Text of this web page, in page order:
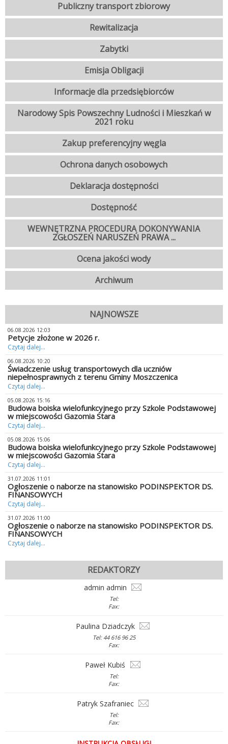
Publiczny transport zbiorowy
Rewitalizacja
Zabytki
Emisja Obligacji
Informacje dla przedsiębiorców
Narodowy Spis Powszechny Ludności i Mieszkań w
2021 roku
Zakup preferencyjny węgla
Ochrona danych osobowych
Deklaracja dostępności
Dostępność
WEWNĘTRZNA PROCEDURA DOKONYWANIA
ZGŁOSZEŃ NARUSZEŃ PRAWA ...
Ocena jakości wody
Archiwum
NAJNOWSZE
06.08.2026 12:03
Petycje złożone w 2026 r.
Czytaj dalej...
06.08.2026 10:20
Świadczenie usług transportowych dla uczniów
niepełnosprawnych z terenu Gminy Moszczenica
Czytaj dalej...
05.08.2026 15:16
Budowa boiska wielofunkcyjnego przy Szkole Podstawowej
w miejscowości Gazomia Stara
Czytaj dalej...
05.08.2026 15:06
Budowa boiska wielofunkcyjnego przy Szkole Podstawowej
w miejscowości Gazomia Stara
Czytaj dalej...
31.07.2026 11:01
Ogłoszenie o naborze na stanowisko PODINSPEKTOR DS.
FINANSOWYCH
Czytaj dalej...
31.07.2026 11:00
Ogłoszenie o naborze na stanowisko PODINSPEKTOR DS.
FINANSOWYCH
Czytaj dalej...
REDAKTORZY
admin admin
Tel:
Fax:
Paulina Dziadczyk
Tel: 44 616 96 25
Fax:
Paweł Kubiś
Tel:
Fax:
Patryk Szafraniec
Tel:
Fax: